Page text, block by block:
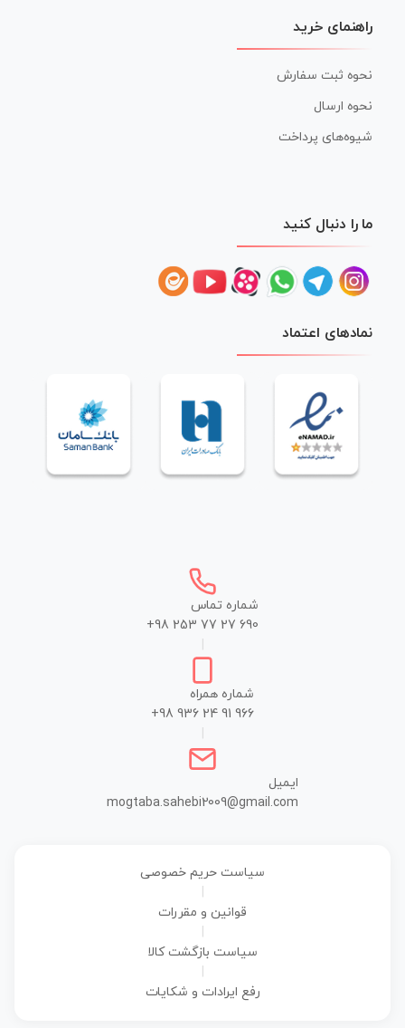
راهنمای خرید
نحوه ثبت سفارش
نحوه ارسال
شیوه‌های پرداخت
ما را دنبال کنید
نمادهای اعتماد
شماره تماس
+98 253 77 27 690
شماره همراه
+98 936 24 91 966
ایمیل
mogtaba.sahebi2009@gmail.com
سیاست حریم خصوصی
قوانین و مقررات
سیاست بازگشت کالا
رفع ایرادات و شکایات